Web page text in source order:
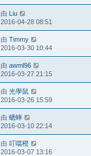
由 Liu
2016-04-28 08:51
由 Timmy
2016-03-30 10:44
由 awml96
2016-03-27 21:15
由 光學鼠
2016-03-26 15:59
由 蟋蟀
2016-03-10 22:14
由 叮噹橙
2016-03-07 13:16